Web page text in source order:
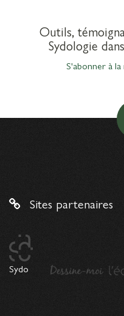
Outils,
Sydologie
S'abonner à
Sites partenaires
Sydo